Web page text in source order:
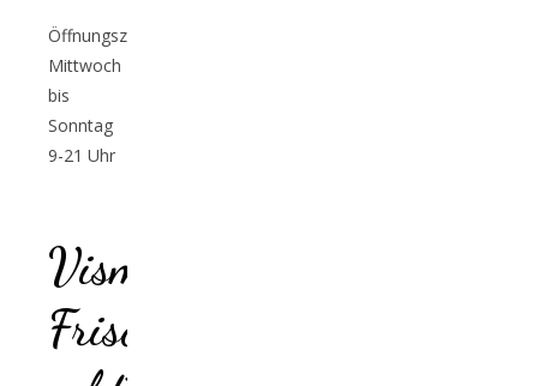
Öffnungszeiten:
Mittwoch
bis
Sonntag
9-21 Uhr
Vismarkt:
Frischer